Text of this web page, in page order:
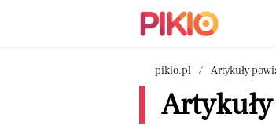
pikio.pl Artykuły